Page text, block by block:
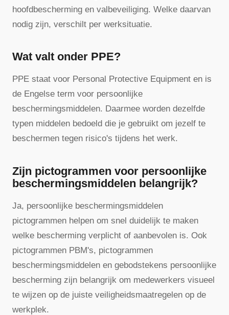
hoofdbescherming en valbeveiliging. Welke daarvan
nodig zijn, verschilt per werksituatie.
Wat valt onder PPE?
PPE staat voor Personal Protective Equipment en is
de Engelse term voor persoonlijke
beschermingsmiddelen. Daarmee worden dezelfde
typen middelen bedoeld die je gebruikt om jezelf te
beschermen tegen risico's tijdens het werk.
Zijn pictogrammen voor persoonlijke
beschermingsmiddelen belangrijk?
Ja, persoonlijke beschermingsmiddelen
pictogrammen helpen om snel duidelijk te maken
welke bescherming verplicht of aanbevolen is. Ook
pictogrammen PBM's, pictogrammen
beschermingsmiddelen en gebodstekens persoonlijke
bescherming zijn belangrijk om medewerkers visueel
te wijzen op de juiste veiligheidsmaatregelen op de
werkplek.